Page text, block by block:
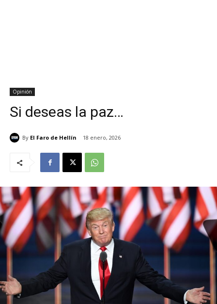
Opinión
Si deseas la paz…
By El Faro de Hellín 18 enero, 2026